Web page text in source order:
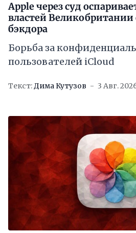
Apple через суд
властей
бэкдора
Борьба за
пользователей iCloud
Текст:Дима Кутузов 3 Авг.